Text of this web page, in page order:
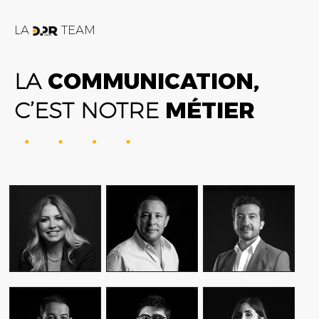
LA TEAM
LACOMMUNICATION,
C’EST NOTRE MÉTIER
FATIME ZOHRA
OUTAGHANI
ALEX AXIOTIS
AMIN FARES
GENERAL